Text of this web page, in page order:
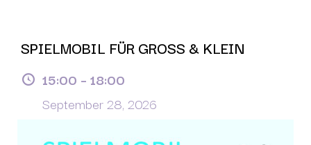
SPIELMOBIL FÜR GROSS & KLEIN
15:00 – 18:00
September 28, 2026